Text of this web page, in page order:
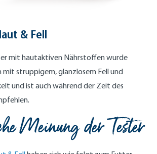
& Fell
mit hautaktiven Nährstoffen wurde
mit struppigem, glanzlosem Fell und
und ist auch während der Zeit des
Meinung der Tester